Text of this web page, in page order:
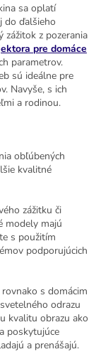
sa oplatí
do ďalšieho
z pozerania
pre domáce
parametrov.
sú ideálne pre
Navyše, s ich
a rodinou.
obľúbených
kvalitné
zážitku či
modely majú
s použitím
podporujúcich
s domácim
odrazu
kvalitu obrazu ako
poskytujúce
a prenášajú.